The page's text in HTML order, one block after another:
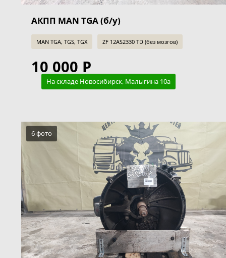
АКПП MAN TGA (б/у)
MAN TGA, TGS, TGX ZF 12AS2330 TD (без мозгов)
10 000 Р
На складе Новосибирск, Малыгина 10а
6 фото